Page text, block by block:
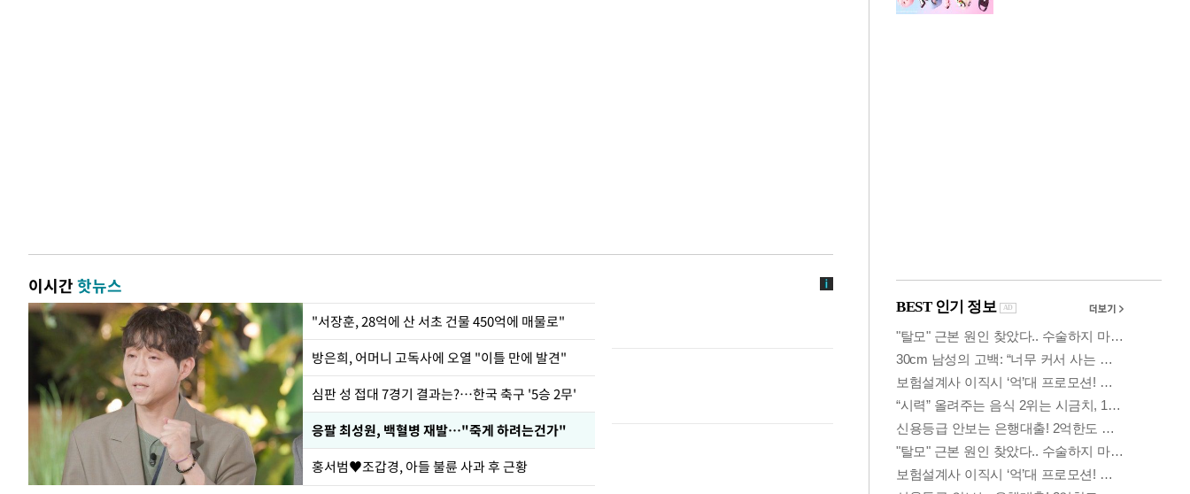
이시간핫뉴스
"서장훈, 28억에 산 서초 건물 450억에 매물로"
방은희, 어머니 고독사에 오열 "이틀 만에 발견"
심판 성 접대 7경기 결과는?…한국 축구 '5승 2무'
응팔 최성원, 백혈병 재발…"죽게 하려는건가"
홍서범♥조갑경, 아들 불륜 사과 후 근황